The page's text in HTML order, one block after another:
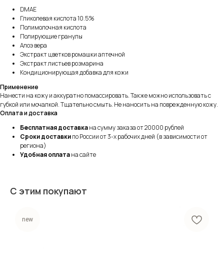
DMAE
Гликолевая кислота 10.5%
Полимолочная кислота
Полирующие гранулы
Алоэ вера
Экстракт цветков ромашки аптечной
Экстракт листьев розмарина
Кондиционирующая добавка для кожи
Применение
Нанести на кожу и аккуратно помассировать. Также можно использовать с
губкой или мочалкой. Тщательно смыть. Не наносить на поврежденную кожу.
Оплата и доставка
Бесплатная доставкана сумму заказа от 20000 рублей
Сроки доставкипо России от 3-х рабочих дней (в зависимости от
региона)
Удобная оплатана сайте
С этим покупают
new